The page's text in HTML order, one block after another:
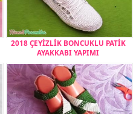
2018 ÇEYİZLİK BONCUKLU PATİK
AYAKKABI YAPIMI